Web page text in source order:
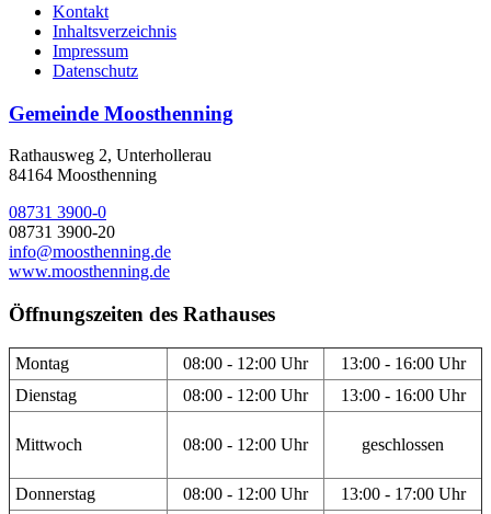
Kontakt
Inhaltsverzeichnis
Impressum
Datenschutz
Gemeinde Moosthenning
Rathausweg 2, Unterhollerau
84164 Moosthenning
08731 3900-0
08731 3900-20
info@moosthenning.de
www.moosthenning.de
Öffnungszeiten des Rathauses
Montag 08:00 - 12:00 Uhr
13:00 - 16:00 Uhr
Dienstag
08:00 - 12:00 Uhr 13:00 - 16:00 Uhr
Mittwoch 08:00 - 12:00 Uhr geschlossen
Donnerstag 08:00 - 12:00 Uhr
13:00 - 17:00 Uhr